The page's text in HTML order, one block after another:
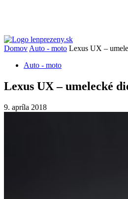
Domov Auto - moto Lexus UX –
Auto - moto
Lexus UX – umelecké
9. apríla 2018